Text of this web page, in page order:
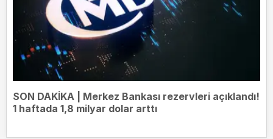
SON DAKİKA | Merkez Bankası rezervleri açıklandı!
1 haftada 1,8 milyar dolar arttı